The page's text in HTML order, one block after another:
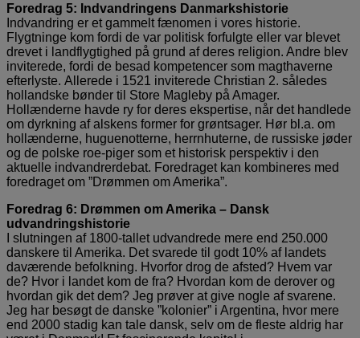
Foredrag 5: Indvandringens Danmarkshistorie
Indvandring er et gammelt fænomen i vores historie.
Flygtninge kom fordi de var politisk forfulgte eller var blevet
drevet i landflygtighed på grund af deres religion. Andre blev
inviterede, fordi de besad kompetencer som magthaverne
efterlyste. Allerede i 1521 inviterede Christian 2. således
hollandske bønder til Store Magleby på Amager.
Hollænderne havde ry for deres ekspertise, når det handlede
om dyrkning af alskens former for grøntsager. Hør bl.a. om
hollænderne, huguenotterne, herrnhuterne, de russiske jøder
og de polske roe-piger som et historisk perspektiv i den
aktuelle indvandrerdebat. Foredraget kan kombineres med
foredraget om ”Drømmen om Amerika”.
Foredrag 6: Drømmen om Amerika – Dansk
udvandringshistorie
I slutningen af 1800-tallet udvandrede mere end 250.000
danskere til Amerika. Det svarede til godt 10% af landets
daværende befolkning. Hvorfor drog de afsted? Hvem var
de? Hvor i landet kom de fra? Hvordan kom de derover og
hvordan gik det dem? Jeg prøver at give nogle af svarene.
Jeg har besøgt de danske ”kolonier” i Argentina, hvor mere
end 2000 stadig kan tale dansk, selv om de fleste aldrig har